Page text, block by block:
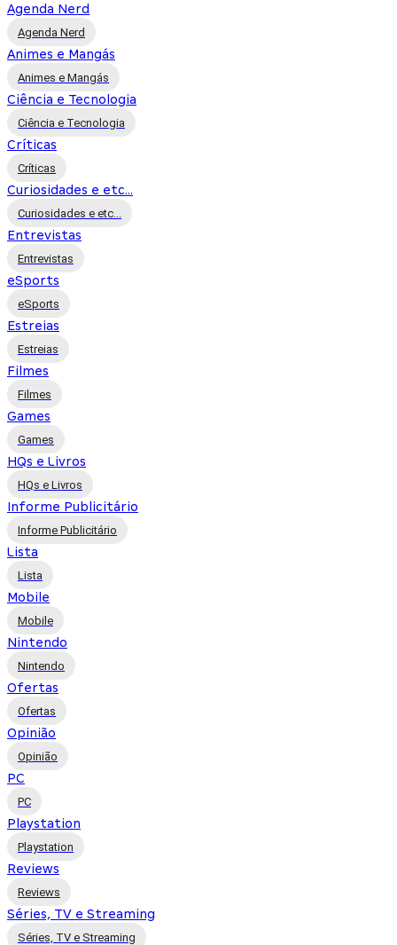
Agenda Nerd
Agenda Nerd
Animes e Mangás
Animes e Mangás
Ciência e Tecnologia
Ciência e Tecnologia
Críticas
Críticas
Curiosidades e etc...
Curiosidades e etc...
Entrevistas
Entrevistas
eSports
eSports
Estreias
Estreias
Filmes
Filmes
Games
Games
HQs e Livros
HQs e Livros
Informe Publicitário
Informe Publicitário
Lista
Lista
Mobile
Mobile
Nintendo
Nintendo
Ofertas
Ofertas
Opinião
Opinião
PC
PC
Playstation
Playstation
Reviews
Reviews
Séries, TV e Streaming
Séries, TV e Streaming